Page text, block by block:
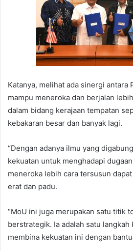
Katanya, melihat ada sinergi antara
mampu meneroka dan berjalan
dalam bidang kerajaan tempatan
kebakaran besar dan banyak lagi.
“Dengan adanya ilmu yang
kekuatan untuk menghadapi
meneroka lebih cara tersusun
erat dan padu.
“MoU ini juga merupakan satu titik
berstrategik. Ia adalah satu langkah
membina kekuatan ini dengan